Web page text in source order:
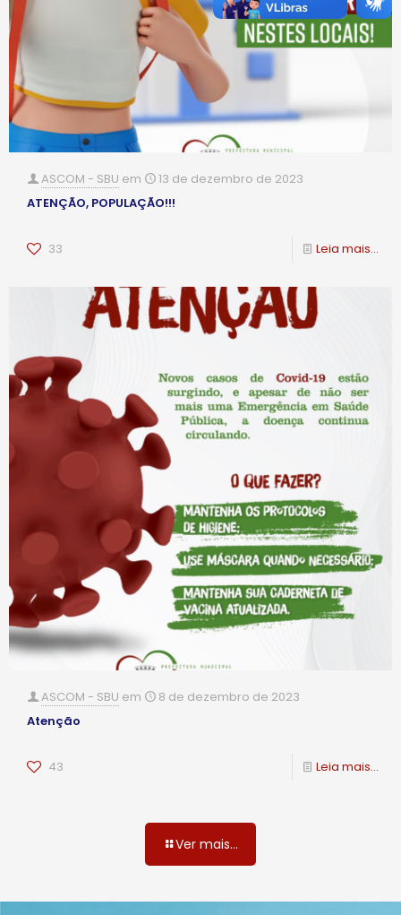
ASCOM - SBU em
13 de dezembro de 2023
ATENÇÃO, POPULAÇÃO!!!
33 Leia mais...
ASCOM - SBU em
8 de dezembro de 2023
Atenção
43 Leia mais...
Ver mais...